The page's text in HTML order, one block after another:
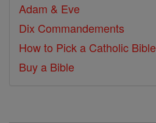
Adam & Eve
Dix Commandements
How to Pick a Catholic Bible
Buy a Bible